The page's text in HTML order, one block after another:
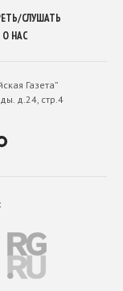
СЛУШАТЬ
О НАС
Газета”
д.24, стр.4